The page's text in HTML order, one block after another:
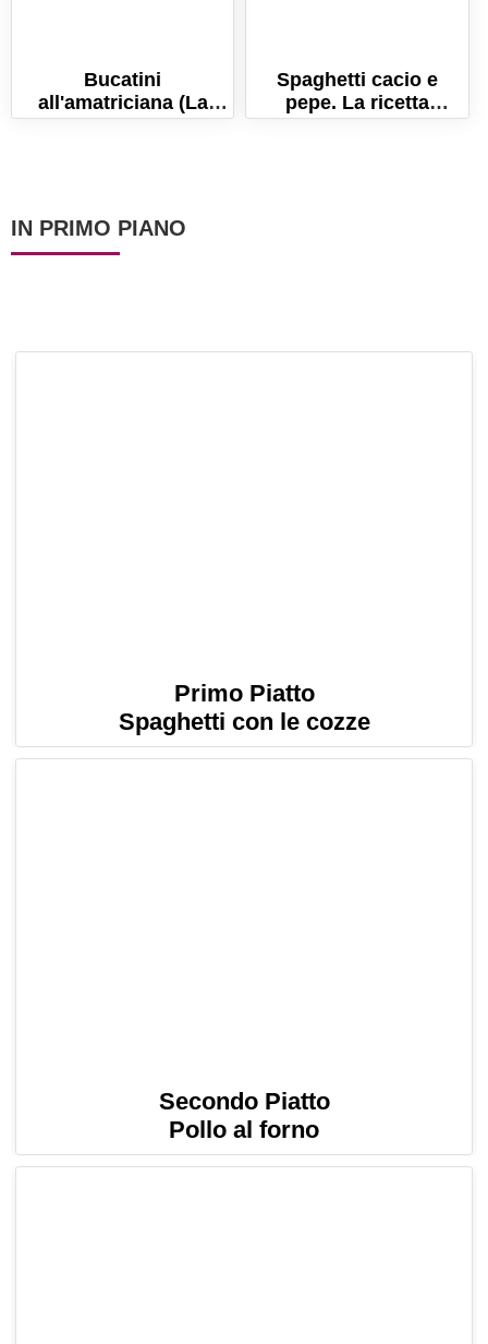
Bucatini
all'amatriciana (La
ricetta originale della
Spaghetti cacio e
pepe. La ricetta
cremosa perfetta!
IN PRIMO PIANO
Primo Piatto
Spaghetti con le cozze
Secondo Piatto
Pollo al forno